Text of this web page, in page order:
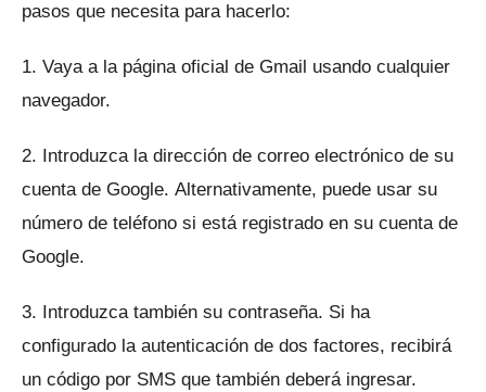
pasos que necesita para hacerlo:
1. Vaya a la páginaoficial de Gmail usando cualquier
navegador.
2. Introduzca la dirección de correo electrónico de su
cuenta de Google. Alternativamente, puede usar su
número de teléfono si está registrado en su cuenta de
Google.
3. Introduzca también su contraseña. Si ha
configurado la autenticación de dos factores, recibirá
un código por SMS que también deberá ingresar.